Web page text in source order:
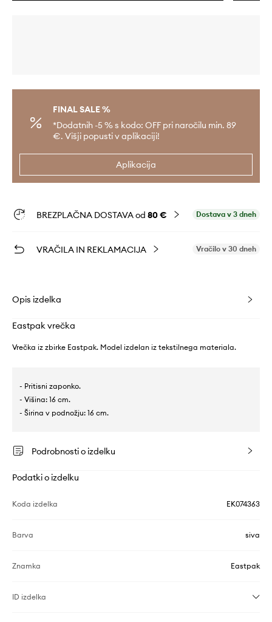
FINAL SALE %
*Dodatnih -5 % s kodo: OFF pri naročilu min. 89
€. Višji popusti v aplikaciji!
Aplikacija
BREZPLAČNA DOSTAVA od 80 € Dostava v 3 dneh
VRAČILA IN REKLAMACIJA Vračilo v 30 dneh
Opis izdelka
Eastpak vrečka
Vrečka iz zbirke Eastpak. Model izdelan iz tekstilnega materiala.
- Pritisni zaponko.
- Višina: 16 cm.
- Širina v podnožju: 16 cm.
Podrobnosti o izdelku
Podatki o izdelku
Koda izdelka EK074363
Barva siva
Znamka Eastpak
ID izdelka